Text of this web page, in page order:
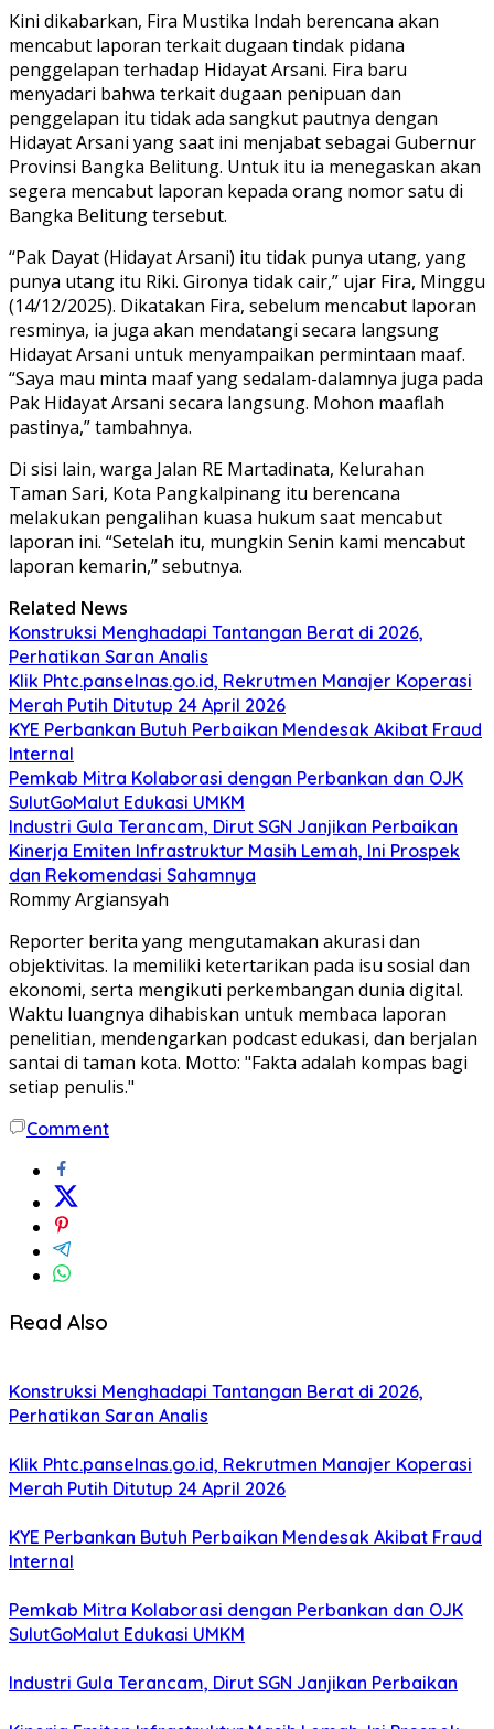
Kini dikabarkan, Fira Mustika Indah berencana akan
mencabut laporan terkait dugaan tindak pidana
penggelapan terhadap Hidayat Arsani. Fira baru
menyadari bahwa terkait dugaan penipuan dan
penggelapan itu tidak ada sangkut pautnya dengan
Hidayat Arsani yang saat ini menjabat sebagai Gubernur
Provinsi Bangka Belitung. Untuk itu ia menegaskan akan
segera mencabut laporan kepada orang nomor satu di
Bangka Belitung tersebut.
“Pak Dayat (Hidayat Arsani) itu tidak punya utang, yang
punya utang itu Riki. Gironya tidak cair,” ujar Fira, Minggu
(14/12/2025). Dikatakan Fira, sebelum mencabut laporan
resminya, ia juga akan mendatangi secara langsung
Hidayat Arsani untuk menyampaikan permintaan maaf.
“Saya mau minta maaf yang sedalam-dalamnya juga pada
Pak Hidayat Arsani secara langsung. Mohon maaflah
pastinya,” tambahnya.
Di sisi lain, warga Jalan RE Martadinata, Kelurahan
Taman Sari, Kota Pangkalpinang itu berencana
melakukan pengalihan kuasa hukum saat mencabut
laporan ini. “Setelah itu, mungkin Senin kami mencabut
laporan kemarin,” sebutnya.
Related News
Konstruksi Menghadapi Tantangan Berat di 2026,
Perhatikan Saran Analis
Klik Phtc.panselnas.go.id, Rekrutmen Manajer Koperasi
Merah Putih Ditutup 24 April 2026
KYE Perbankan Butuh Perbaikan Mendesak Akibat Fraud
Internal
Pemkab Mitra Kolaborasi dengan Perbankan dan OJK
SulutGoMalut Edukasi UMKM
Industri Gula Terancam, Dirut SGN Janjikan Perbaikan
Kinerja Emiten Infrastruktur Masih Lemah, Ini Prospek
dan Rekomendasi Sahamnya
Rommy Argiansyah
Reporter berita yang mengutamakan akurasi dan
objektivitas. Ia memiliki ketertarikan pada isu sosial dan
ekonomi, serta mengikuti perkembangan dunia digital.
Waktu luangnya dihabiskan untuk membaca laporan
penelitian, mendengarkan podcast edukasi, dan berjalan
santai di taman kota. Motto: "Fakta adalah kompas bagi
setiap penulis."
Comment
Read Also
Konstruksi Menghadapi Tantangan Berat di 2026,
Perhatikan Saran Analis
Klik Phtc.panselnas.go.id, Rekrutmen Manajer Koperasi
Merah Putih Ditutup 24 April 2026
KYE Perbankan Butuh Perbaikan Mendesak Akibat Fraud
Internal
Pemkab Mitra Kolaborasi dengan Perbankan dan OJK
SulutGoMalut Edukasi UMKM
Industri Gula Terancam, Dirut SGN Janjikan Perbaikan